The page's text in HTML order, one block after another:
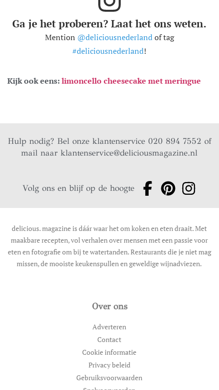
Ga je het proberen? Laat het ons weten.
Mention @deliciousnederlandof tag
#deliciousnederland!
Kijk ook eens:limoncello cheesecake met meringue
Hulp nodig? Bel onze klantenservice 020 894 7552 of
mail naarklantenservice@deliciousmagazine.nl
Volg ons en blijf op de hoogte
delicious. magazine is dáár waar het om koken en eten draait. Met
maakbare recepten, vol verhalen over mensen met een passie voor
eten en fotografie om bij te watertanden. Restaurants die je niet mag
missen, de mooiste keukenspullen en geweldige wijnadviezen.
Over ons
Adverteren
Contact
Cookie informatie
Privacy beleid
Gebruiksvoorwaarden